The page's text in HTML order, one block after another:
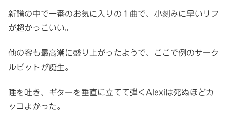
新譜の中で一番のお気に入りの１曲で、小刻みに早いリフ
が超かっこいい。
他の客も最高潮に盛り上がったようで、ここで例のサーク
ルピットが誕生。
唾を吐き、ギターを垂直に立てて弾くAlexiは死ぬほどカ
ッコよかった。